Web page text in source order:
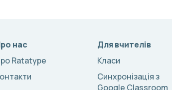
нас
Ratatype
Для вчителів
Класи
Синхронізація з
Google Classroom